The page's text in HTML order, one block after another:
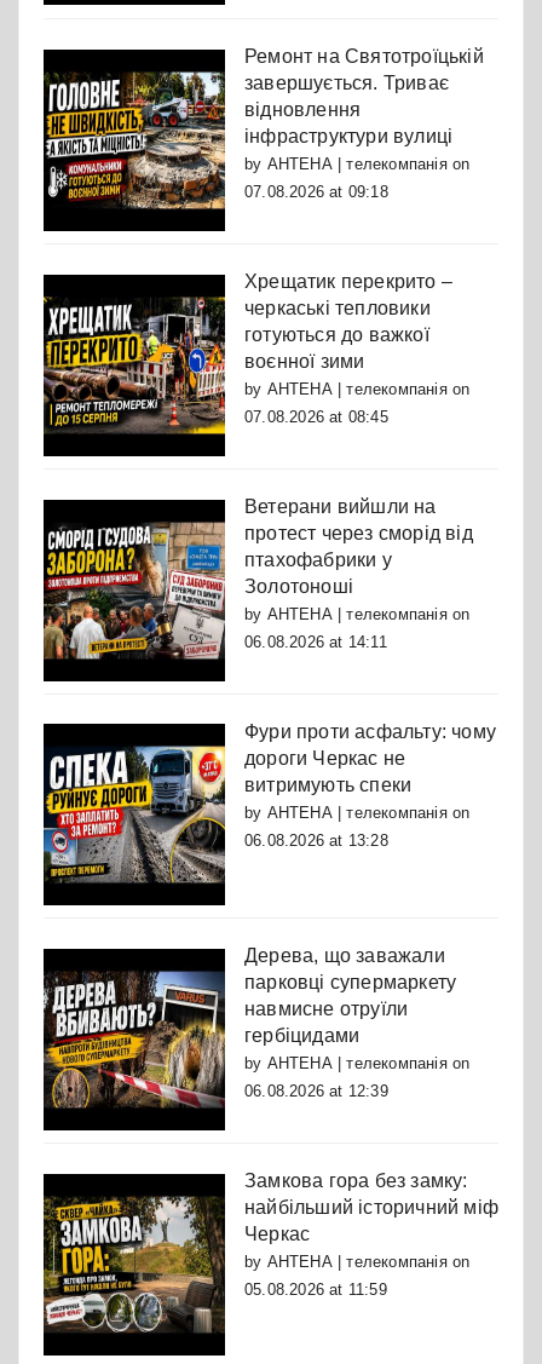
Ремонт на Святотроїцькій
завершується. Триває
відновлення
інфраструктури вулиці
by АНТЕНА | телекомпаніяon
07.08.2026 at 09:18
Хрещатик перекрито –
черкаські тепловики
готуються до важкої
воєнної зими
by АНТЕНА | телекомпаніяon
07.08.2026 at 08:45
Ветерани вийшли на
протест через сморід від
птахофабрики у
Золотоноші
by АНТЕНА | телекомпаніяon
06.08.2026 at 14:11
Фури проти асфальту: чому
дороги Черкас не
витримують спеки
by АНТЕНА | телекомпаніяon
06.08.2026 at 13:28
Дерева, що заважали
парковці супермаркету
навмисне отруїли
гербіцидами
by АНТЕНА | телекомпаніяon
06.08.2026 at 12:39
Замкова гора без замку:
найбільший історичний міф
Черкас
by АНТЕНА | телекомпаніяon
05.08.2026 at 11:59